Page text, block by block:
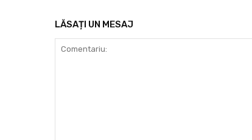
LĂSAȚI UN MESAJ